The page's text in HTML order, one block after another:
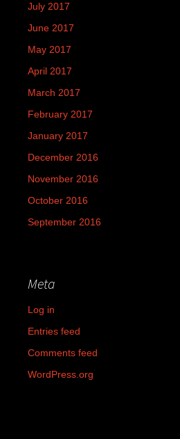
July 2017
June 2017
May 2017
April 2017
March 2017
February 2017
January 2017
December 2016
November 2016
October 2016
September 2016
Meta
Log in
Entries feed
Comments feed
WordPress.org